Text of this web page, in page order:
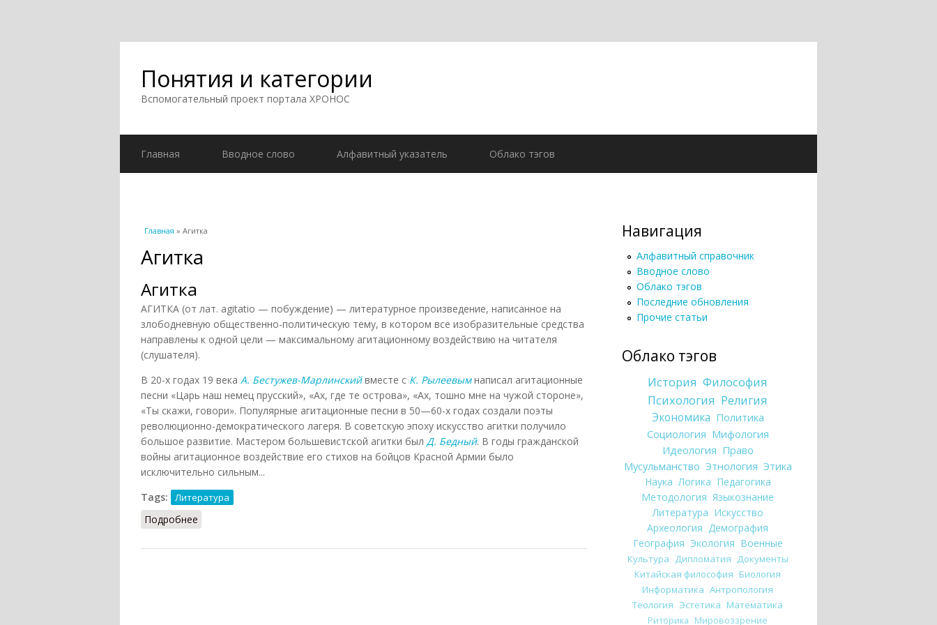
Понятия и категории
Вспомогательный проект портала ХРОНОС
Главная Вводное слово Алфавитный указатель Облако тэгов
Вы здесь
Главная » Агитка
Агитка
Агитка
АГИТКА (от лат. agitatio — побуждение) — литературное произведение, написанное на
злободневную общественно-политическую тему, в котором все изобразительные средства
направлены к одной цели — максимальному агитационному воздействию на читателя
(слушателя).
В 20-х годах 19 века А. Бестужев-Марлинскийвместе с К. Рылеевымнаписал агитационные
песни «Царь наш немец прусский», «Ах, где те острова», «Ах, тошно мне на чужой стороне»,
«Ты скажи, говори». Популярные агитационные песни в 50—60-х годах создали поэты
революционно-демократического лагеря. В советскую эпоху искусство агитки получило
большое развитие. Мастером большевистской агитки был Д. Бедный. В годы гражданской
войны агитационное воздействие его стихов на бойцов Красной Армии было
исключительно сильным...
Tags:
Литература
Подробнее
Навигация
Алфавитный справочник
Вводное слово
Облако тэгов
Последние обновления
Прочие статьи
Облако тэгов
История Философия
Психология Религия
Экономика Политика
Социология Мифология
Идеология Право
Мусульманство Этнология Этика
Наука Логика Педагогика
Методология Языкознание
Литература Искусство
Археология Демография
География Экология Военные
Культура Дипломатия Документы
Китайская философия Биология
Информатика Антропология
Теология Эстетика Математика
Риторика Мировоззрение